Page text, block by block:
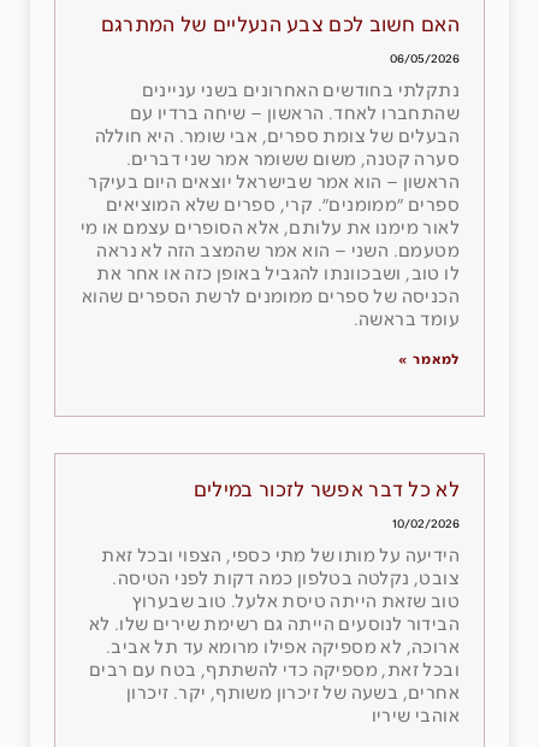
האם חשוב לכם צבע הנעליים של המתרגם
06/05/2026
נתקלתי בחודשים האחרונים בשני עניינים
שהתחברו לאחד. הראשון – שיחה ברדיו עם
הבעלים של צומת ספרים, אבי שומר. היא חוללה
סערה קטנה, משום ששומר אמר שני דברים.
הראשון – הוא אמר שבישראל יוצאים היום בעיקר
ספרים ״ממומנים״. קרי, ספרים שלא המוציאים
לאור מימנו את עלותם, אלא הסופרים עצמם או מי
מטעמם. השני – הוא אמר שהמצב הזה לא נראה
לו טוב, ושבכוונתו להגביל באופן כזה או אחר את
הכניסה של ספרים ממומנים לרשת הספרים שהוא
עומד בראשה.
למאמר »
לא כל דבר אפשר לזכור במילים
10/02/2026
הידיעה על מותו של מתי כספי, הצפוי ובכל זאת
צובט, נקלטה בטלפון כמה דקות לפני הטיסה.
טוב שזאת הייתה טיסת אלעל. טוב שבערוץ
הבידור לנוסעים הייתה גם רשימת שירים שלו. לא
ארוכה, לא מספיקה אפילו מרומא עד תל אביב.
ובכל זאת, מספיקה כדי להשתתף, בטח עם רבים
אחרים, בשעה של זיכרון משותף, יקר. זיכרון
אוהבי שיריו